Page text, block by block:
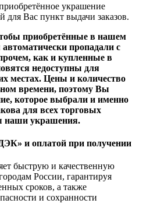
украшение
Вас пункт выдачи заказов.
приобретённые в нашем
пропадали с
как и купленные в
недоступны для
местах. Цены и количество
времени, поэтому Вы
которое выбрали и именно
для всех торговых
наши украшения.
и оплатой при получении
быструю и качественную
России, гарантируя
сроков, а также
и сохранности